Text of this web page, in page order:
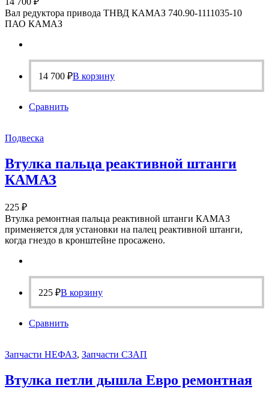
Вал редуктора привода ТНВД КАМАЗ 740.90-1111035-10
ПАО КАМАЗ
14 700 ₽В корзину
Сравнить
Подвеска
Втулка пальца реактивной штанги
КАМАЗ
225 ₽
Втулка ремонтная пальца реактивной штанги КАМАЗ
применяется для установки на палец реактивной штанги,
когда гнездо в кронштейне просажено.
225 ₽В корзину
Сравнить
Запчасти НЕФАЗ, Запчасти СЗАП
Втулка петли дышла Евро ремонтная